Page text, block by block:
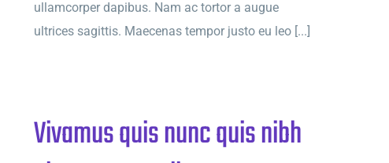
ullamcorper dapibus. Nam ac tortor a augue
ultrices sagittis. Maecenas tempor justo eu leo [...]
Vivamus quis nunc quis nibh